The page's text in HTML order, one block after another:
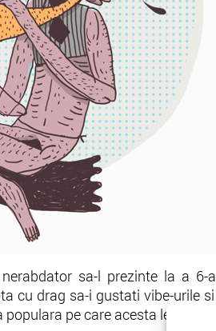
sa-l prezinte la a 6-
cu drag sa-i gustati vibe-urile
pe care acesta le cultiva.